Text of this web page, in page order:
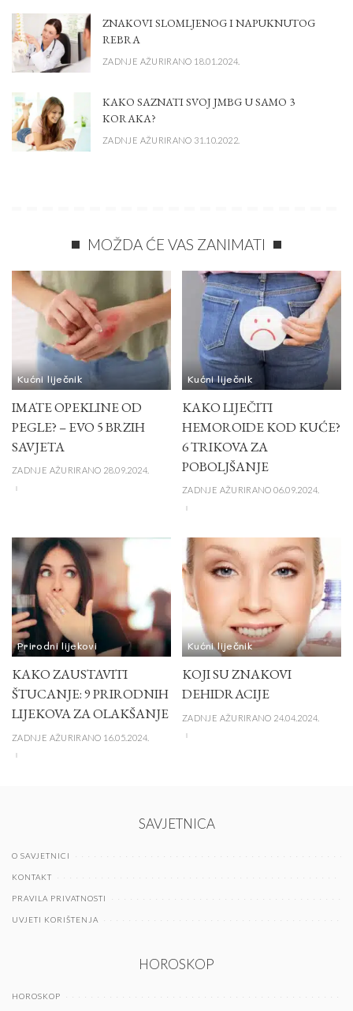
ZNAKOVI SLOMLJENOG I NAPUKNUTOG
REBRA
ZADNJE AŽURIRANO 18.01.2024.
KAKO SAZNATI SVOJ JMBG U SAMO 3
KORAKA?
ZADNJE AŽURIRANO 31.10.2022.
MOŽDA ĆE VAS ZANIMATI
Kućni liječnik
IMATE OPEKLINE OD
PEGLE? – EVO 5 BRZIH
SAVJETA
ZADNJE AŽURIRANO 28.09.2024.
Kućni liječnik
KAKO LIJEČITI
HEMOROIDE KOD KUĆE?
6 TRIKOVA ZA
POBOLJŠANJE
ZADNJE AŽURIRANO 06.09.2024.
Prirodni lijekovi
KAKO ZAUSTAVITI
ŠTUCANJE: 9 PRIRODNIH
LIJEKOVA ZA OLAKŠANJE
ZADNJE AŽURIRANO 16.05.2024.
Kućni liječnik
KOJI SU ZNAKOVI
DEHIDRACIJE
ZADNJE AŽURIRANO 24.04.2024.
SAVJETNICA
O SAVJETNICI
KONTAKT
PRAVILA PRIVATNOSTI
UVJETI KORIŠTENJA
HOROSKOP
HOROSKOP